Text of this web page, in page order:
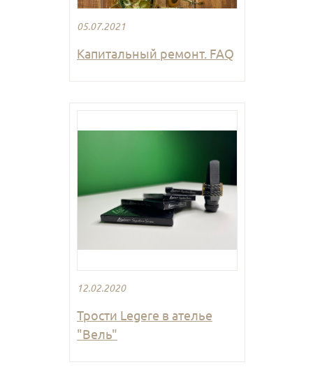
05.07.2021
Капитальный ремонт. FAQ
12.02.2020
Трости Legere в ателье
"Вель"